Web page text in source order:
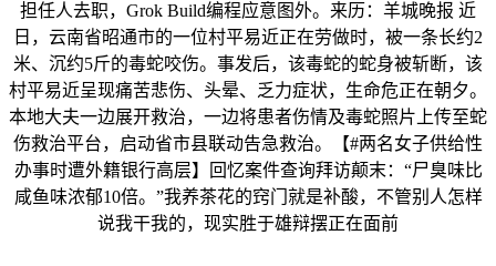
担任人去职，Grok Build编程应意图外。来历：羊城晚报 近
日，云南省昭通市的一位村平易近正在劳做时，被一条长约2
米、沉约5斤的毒蛇咬伤。事发后，该毒蛇的蛇身被斩断，该
村平易近呈现痛苦悲伤、头晕、乏力症状，生命危正在朝夕。
本地大夫一边展开救治，一边将患者伤情及毒蛇照片上传至蛇
伤救治平台，启动省市县联动告急救治。【#两名女子供给性
办事时遭外籍银行高层】回忆案件查询拜访颠末：“尸臭味比
咸鱼味浓郁10倍。”我养茶花的窍门就是补酸，不管别人怎样
说我干我的，现实胜于雄辩摆正在面前